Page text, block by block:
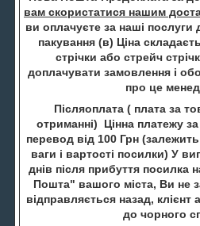
вам скористатися нашим
ви оплачуєте за наші послуги
пакування (в) Ціна
стрічки або стрейч
доплачувати замовлення і
про це
Післяоплата ( плата за
отриманні) Цінна платежу
перевод від 100 Грн
ваги і вартості посилки) У
днів після прибуття посилка
Пошта" вашого міста, Ви не
відправляється назад,
до чорного